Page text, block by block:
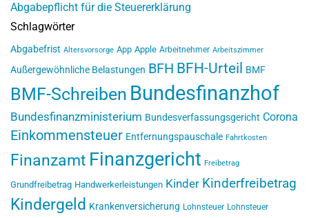
Abgabepflicht für die Steuererklärung
Schlagwörter
Abgabefrist Altersvorsorge App Apple Arbeitnehmer Arbeitszimmer
Außergewöhnliche Belastungen BFH BFH-Urteil BMF
BMF-Schreiben Bundesfinanzhof
Bundesfinanzministerium Bundesverfassungsgericht Corona
Einkommensteuer Entfernungspauschale Fahrtkosten
Finanzamt Finanzgericht Freibetrag
Grundfreibetrag Handwerkerleistungen Kinder Kinderfreibetrag
Kindergeld Krankenversicherung Lohnsteuer Lohnsteuer